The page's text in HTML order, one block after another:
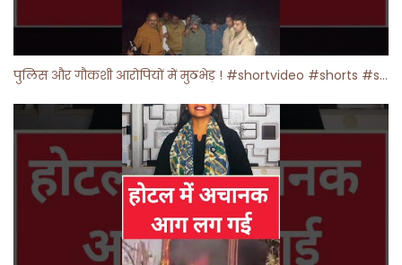
पुलिस और गौकशी आरोपियों में मुठभेड़ ! #shortvideo #shorts #shortsfeed